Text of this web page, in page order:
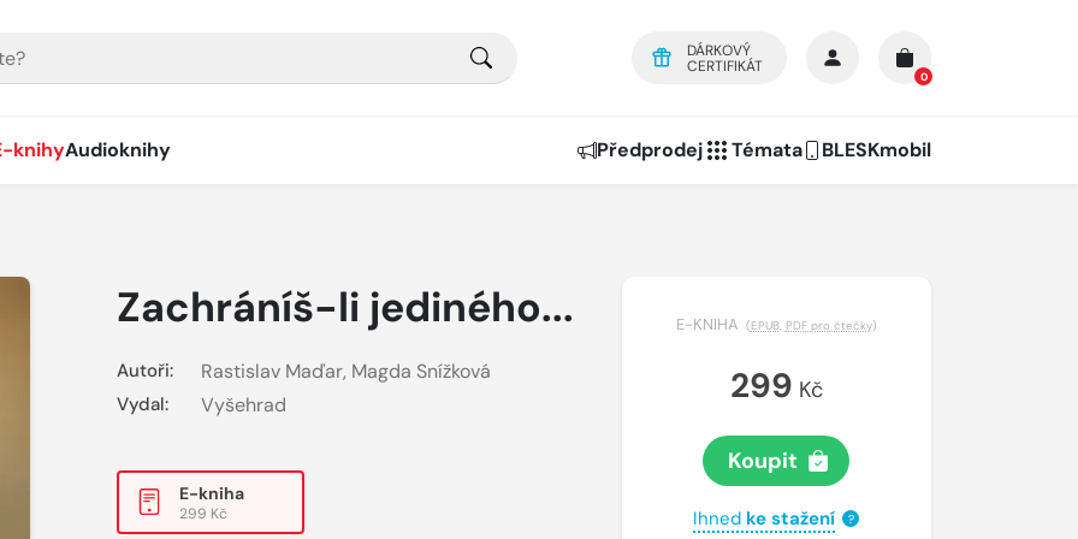
DÁRKOVÝ
CERTIFIKÁT
0
knihyAudioknihy Předprodej Témata BLESKmobil
Zachráníš-li jediného...
Autoři: Rastislav Maďar, Magda Snížková
Vydal: Vyšehrad
E-kniha
299 Kč
E-KNIHA (EPUB, PDF pro čtečky)
299 Kč
Koupit
Ihned ke stažení ?